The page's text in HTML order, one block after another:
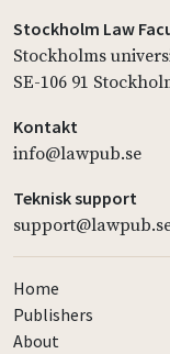
Stockholm Law
Stockholms
SE-106 91
Kontakt
info@lawpub.se
Teknisk support
Home
Publishers
About